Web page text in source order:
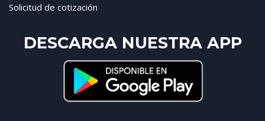
Solicitud de cotización
DESCARGA NUESTRA APP